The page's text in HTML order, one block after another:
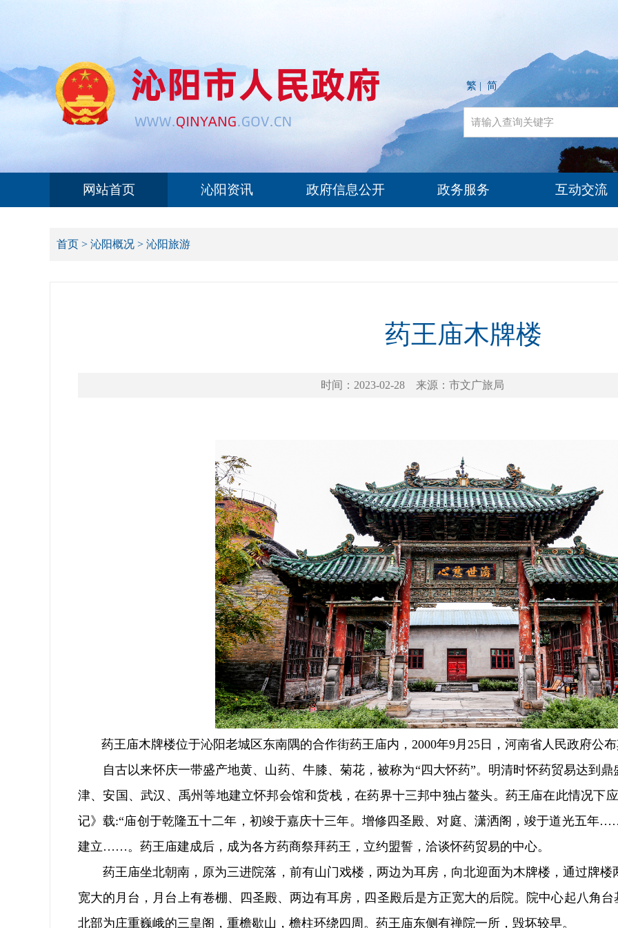
繁 | 简
网站首页 沁阳资讯 政府信息公开 政务服务 互动交流
首页 > 沁阳概况 > 沁阳旅游
药王庙木牌楼
时间：2023-02-28 来源：市文广旅局
药王庙木牌楼位于沁阳老城区东南隅的合作街药王庙内，2000年9月25日，河南省人民政府公
自古以来怀庆一带盛产地黄、山药、牛膝、菊花，被称为“四大怀药”。明清时怀药贸易达到鼎
津、安国、武汉、禹州等地建立怀邦会馆和货栈，在药界十三邦中独占鳌头。药王庙在此情况下
记》载:“庙创于乾隆五十二年，初竣于嘉庆十三年。增修四圣殿、对庭、潇洒阁，竣于道光五年
建立……。药王庙建成后，成为各方药商祭拜药王，立约盟誓，洽谈怀药贸易的中心。
药王庙坐北朝南，原为三进院落，前有山门戏楼，两边为耳房，向北迎面为木牌楼，通过牌楼
宽大的月台，月台上有卷棚、四圣殿、两边有耳房，四圣殿后是方正宽大的后院。院中心起八角
北部为庄重巍峨的三皇阁，重檐歇山，檐柱环绕四周。药王庙东侧有禅院一所，毁坏较早。